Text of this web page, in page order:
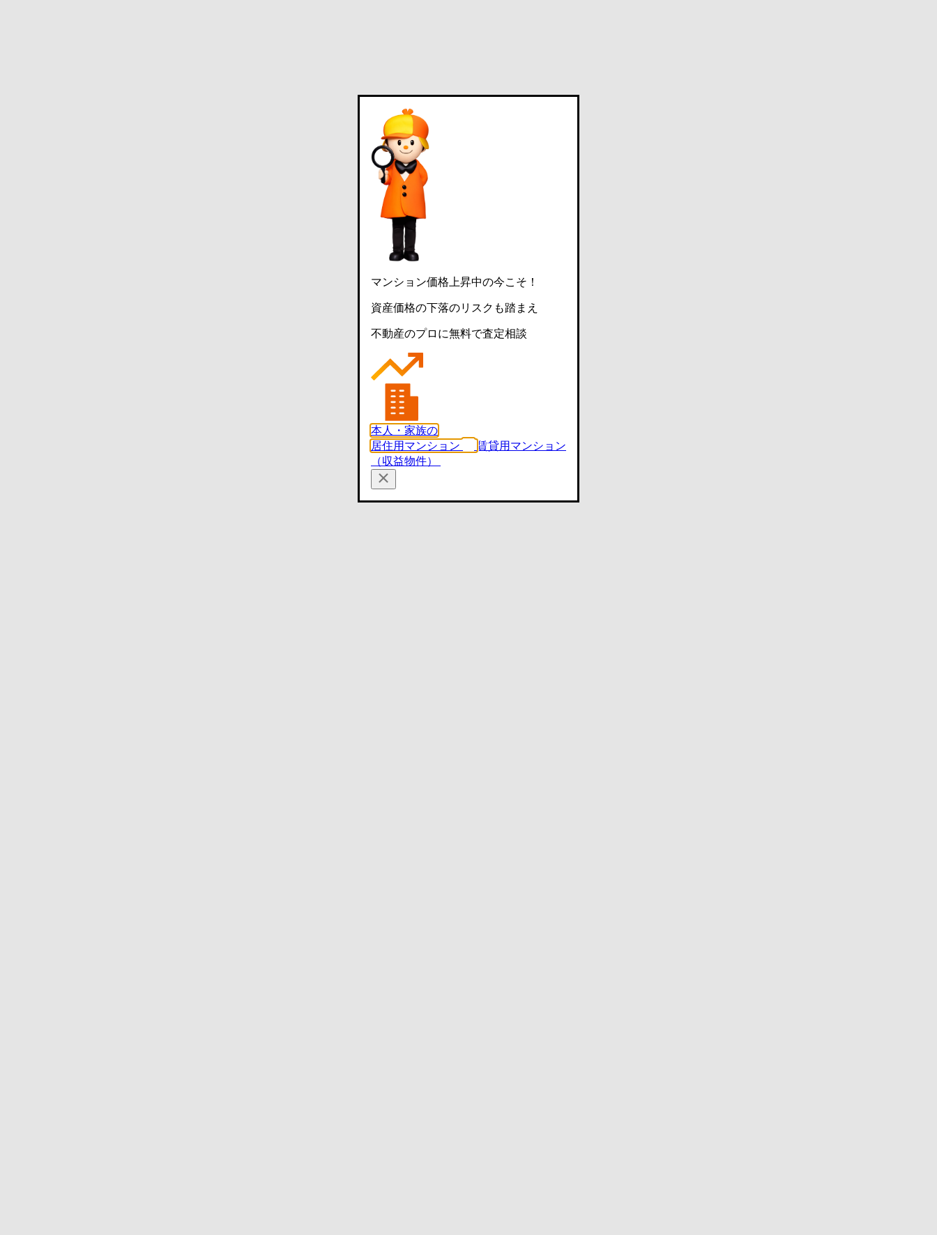
マンション価格上昇中の今こそ！
資産価格の下落のリスクも踏まえ
不動産のプロに無料で査定相談
本人・家族の
居住用マンション
賃貸用マンション
（収益物件）